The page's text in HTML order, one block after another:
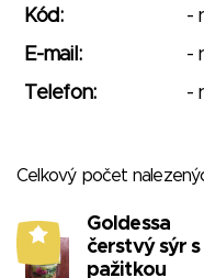
Kód:
-
E-mail:
-
Telefon:
-
Celkový počet
9
Goldessa
čerstvý sýr s
pažitkou